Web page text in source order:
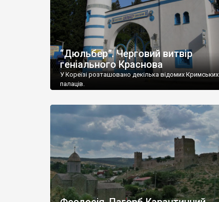
“Дюльбер”. Черговий витвір
геніального Краснова
У Кореїзі розташовано декілька відомих Кримських
палаців.